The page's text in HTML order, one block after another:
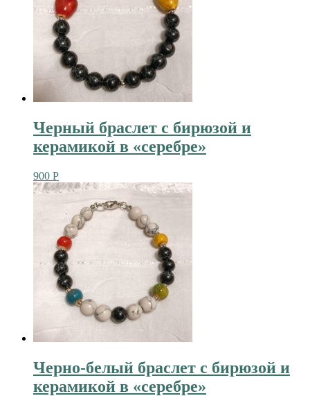
Черный браслет с бирюзой и
керамикой в «серебре»
900 Р
Черно-белый браслет с бирюзой и
керамикой в «серебре»